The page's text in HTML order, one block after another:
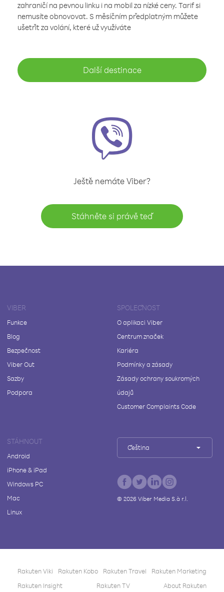
zahraničí na pevnou linku i na mobil za nízké ceny. Tarif si
nemusíte obnovovat. S měsíčním předplatným můžete
ušetřit za volání, které už využíváte
Další destinace
Ještě nemáte Viber?
Stáhněte si právě teď
VIBER
Funkce
Blog
Bezpečnost
Viber Out
Sazby
Podpora
SPOLEČNOST
O aplikaci Viber
Centrum značek
Kariéra
Podmínky a zásady
Zásady ochrany soukromých
údajů
Customer Complaints Code
STÁHNOUT
Android
iPhone & iPad
Windows PC
Mac
Linux
Čeština
© 2026Viber Media S.à r.l.
Rakuten Viki Rakuten Kobo Rakuten Travel
Rakuten Marketing
Rakuten Insight
Rakuten TV About Rakuten